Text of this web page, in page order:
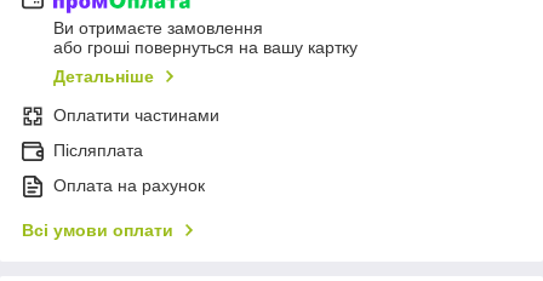
Ви отримаєте замовлення
або гроші повернуться на вашу картку
Детальніше
Оплатити частинами
Післяплата
Оплата на рахунок
Всі умови оплати